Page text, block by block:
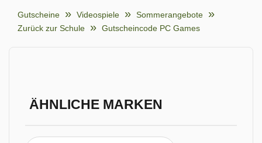
Gutscheine Videospiele
Sommerangebote
Zurück zur Schule
Gutscheincode PC Games
ÄHNLICHE MARKEN